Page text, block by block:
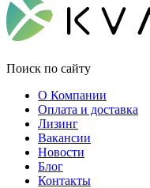
Поиск по сайту
О Компании
Оплата и доставка
Лизинг
Вакансии
Новости
Блог
Контакты